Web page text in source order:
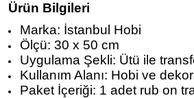
Ürün Bilgileri
Marka: İstanbul Hobi
Ölçü: 30 x 50 cm
Uygulama Şekli: Ütü ile
Kullanım Alanı: Hobi ve
Paket İçeriği: 1 adet rub on